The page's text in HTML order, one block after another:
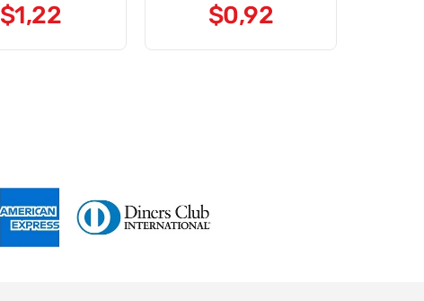
$1,22 $0,92